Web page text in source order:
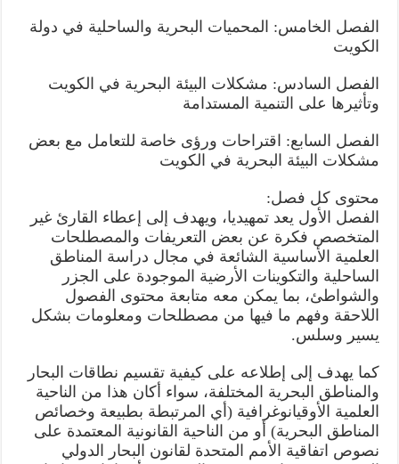
الفصل الخامس: المحميات البحرية والساحلية في دولة
الكويت
الفصل السادس: مشكلات البيئة البحرية في الكويت
وتأثيرها على التنمية المستدامة
الفصل السابع: اقتراحات ورؤى خاصة للتعامل مع بعض
مشكلات البيئة البحرية في الكويت
محتوى كل فصل:
الفصل الأول يعد تمهيديا، ويهدف إلى إعطاء القارئ غير
المتخصص فكرة عن بعض التعريفات والمصطلحات
العلمية الأساسية الشائعة في مجال دراسة المناطق
الساحلية والتكوينات الأرضية الموجودة على الجزر
والشواطئ، بما يمكن معه متابعة محتوى الفصول
اللاحقة وفهم ما فيها من مصطلحات ومعلومات بشكل
يسير وسلس.
كما يهدف إلى إطلاعه على كيفية تقسيم نطاقات البحار
والمناطق البحرية المختلفة، سواء أكان هذا من الناحية
العلمية الأوقيانوغرافية (أي المرتبطة بطبيعة وخصائص
المناطق البحرية) أو من الناحية القانونية المعتمدة على
نصوص اتفاقية الأمم المتحدة لقانون البحار الدولي